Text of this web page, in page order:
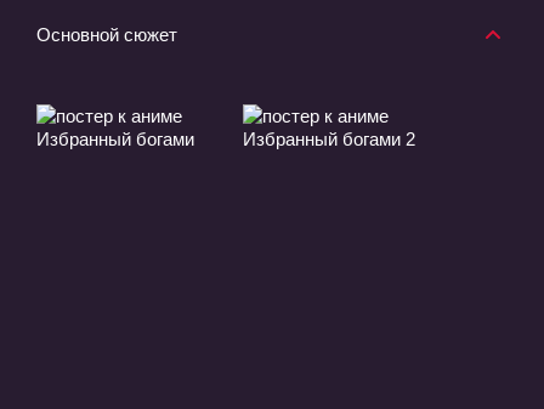
Основной сюжет